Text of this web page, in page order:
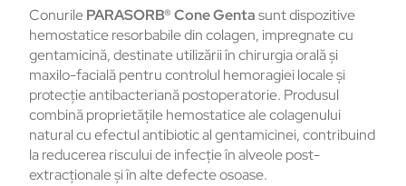
ConurilePARASORB® Cone Gentasunt dispozitive
hemostatice resorbabile din colagen, impregnate cu
gentamicină, destinate utilizării în chirurgia orală și
maxilo-facială pentru controlul hemoragiei locale și
protecție antibacteriană postoperatorie. Produsul
combină proprietățile hemostatice ale colagenului
natural cu efectul antibiotic al gentamicinei, contribuind
la reducerea riscului de infecție în alveole post-
extracționale și în alte defecte osoase.